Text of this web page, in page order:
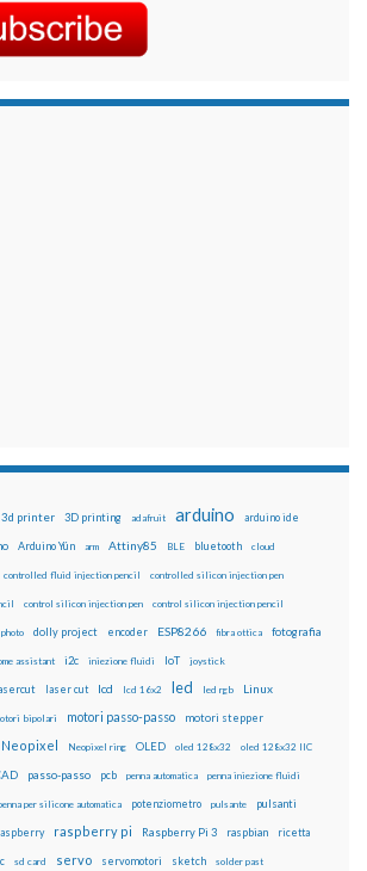
3d printer 3D printing adafruit arduino arduino ide
Arduino Yún arm Attiny85 BLE bluetooth cloud
controlled fluid injection pencil controlled silicon injection pen
control silicon injection pen control silicon injection pencil
dolly project encoder ESP8266 fibra ottica fotografia
assistant i2c iniezione fluidi IoT joystick
laser cut lcd lcd 16x2 led led rgb Linux
bipolari motori passo-passo motori stepper
Neopixel Neopixel ring OLED oled 128x32 oled 128x32 IIC
passo-passo pcb penna automatica penna iniezione fluidi
per silicone automatica potenziometro pulsante pulsanti
raspberry pi Raspberry Pi 3 raspbian ricetta
sd card servo servomotori sketch solder past